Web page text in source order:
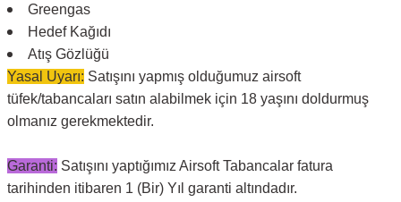
Greengas
Hedef Kağıdı
Atış Gözlüğü
Yasal Uyarı: Satışını yapmış olduğumuz airsoft
tüfek/tabancaları satın alabilmek için 18 yaşını doldurmuş
olmanız gerekmektedir.
Garanti: Satışını yaptığımız Airsoft Tabancalar fatura
tarihinden itibaren 1 (Bir) Yıl garanti altındadır.